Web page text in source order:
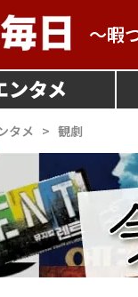
～暇
タメ > 観劇